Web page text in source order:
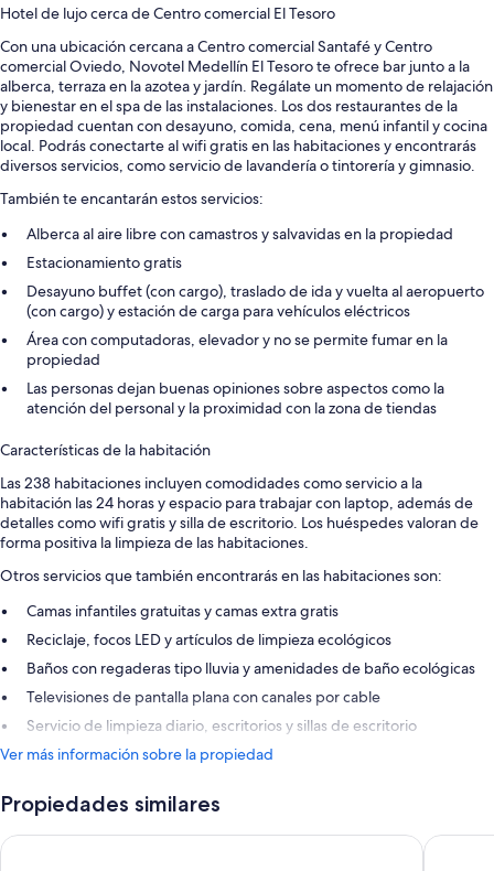
Hotel de lujo cerca de Centro comercial El Tesoro
Con una ubicación cercana a Centro comercial Santafé y Centro
comercial Oviedo, Novotel Medellín El Tesoro te ofrece bar junto a la
alberca, terraza en la azotea y jardín. Regálate un momento de relajación
y bienestar en el spa de las instalaciones. Los dos restaurantes de la
propiedad cuentan con desayuno, comida, cena, menú infantil y cocina
local. Podrás conectarte al wifi gratis en las habitaciones y encontrarás
diversos servicios, como servicio de lavandería o tintorería y gimnasio.
También te encantarán estos servicios:
Alberca al aire libre con camastros y salvavidas en la propiedad
Estacionamiento gratis
Desayuno buffet (con cargo), traslado de ida y vuelta al aeropuerto
(con cargo) y estación de carga para vehículos eléctricos
Área con computadoras, elevador y no se permite fumar en la
propiedad
Las personas dejan buenas opiniones sobre aspectos como la
atención del personal y la proximidad con la zona de tiendas
Características de la habitación
Las 238 habitaciones incluyen comodidades como servicio a la
habitación las 24 horas y espacio para trabajar con laptop, además de
detalles como wifi gratis y silla de escritorio. Los huéspedes valoran de
forma positiva la limpieza de las habitaciones.
Otros servicios que también encontrarás en las habitaciones son:
Camas infantiles gratuitas y camas extra gratis
Reciclaje, focos LED y artículos de limpieza ecológicos
Baños con regaderas tipo lluvia y amenidades de baño ecológicas
Televisiones de pantalla plana con canales por cable
Servicio de limpieza diario, escritorios y sillas de escritorio
Ver más información sobre la propiedad
Propiedades similares
Dann Carlton Medellin Hotel